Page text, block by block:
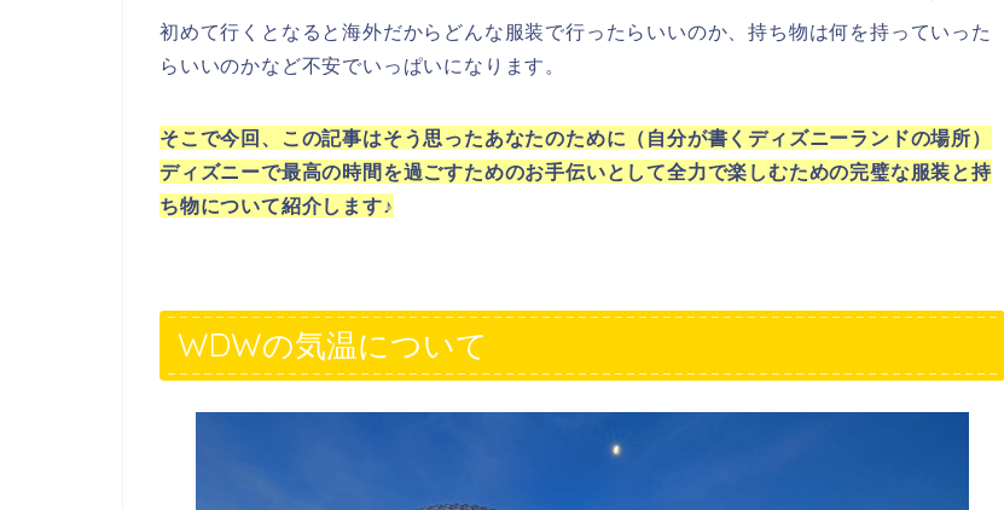
初めて行くとなると海外だからどんな服装で行ったらいいのか、持ち物は何を持っていった
らいいのかなど不安でいっぱいになります。
そこで今回、この記事はそう思ったあなたのために（自分が書くディズニーランドの場所）
ディズニーで最高の時間を過ごすためのお手伝いとして全力で楽しむための完璧な服装と持
ち物について紹介します♪
WDWの気温について